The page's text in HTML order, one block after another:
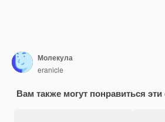
Молекула
eranicle
Вам также могут понравиться